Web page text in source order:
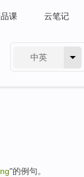
课 云笔记
中英
"的例句。